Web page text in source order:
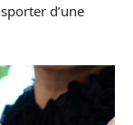
d’une